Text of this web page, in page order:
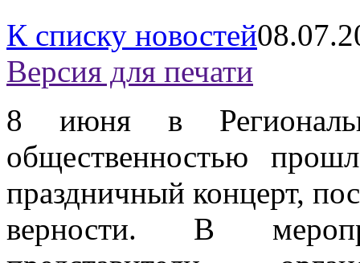
К списку новостей
Версия для печати
8 июня в
общественностью
праздничный концерт,
верности. В